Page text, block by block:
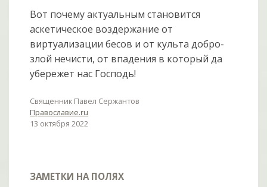
Вот почему актуальным становится
аскетическое воздержание от
виртуализации бесов и от культа добро-
злой нечисти, от впадения в который да
убережет нас Господь!
Священник Павел Сержантов
Православие.ru
13 октября 2022
ЗАМЕТКИ НА ПОЛЯХ